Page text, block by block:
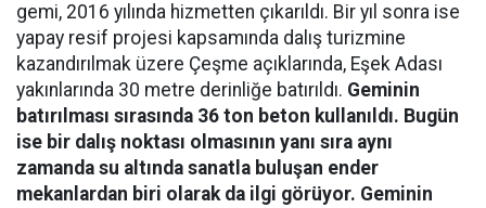
gemi, 2016 yılında hizmetten çıkarıldı. Bir yıl sonra ise
yapay resif projesi kapsamında dalış turizmine
kazandırılmak üzere Çeşme açıklarında, Eşek Adası
yakınlarında 30 metre derinliğe batırıldı. Geminin
batırılması sırasında 36 ton beton kullanıldı. Bugün
ise bir dalış noktası olmasının yanı sıra aynı
zamanda su altında sanatla buluşan ender
mekanlardan biri olarak da ilgi görüyor. Geminin